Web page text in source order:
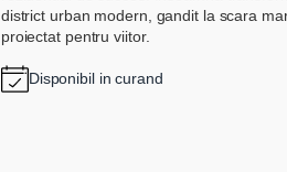
district urban modern, gandit la scara
proiectat pentru viitor.
Disponibil in curand